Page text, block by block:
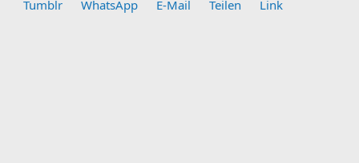
Tumblr
WhatsApp E-Mail Teilen Link